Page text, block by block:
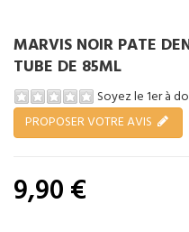
MARVIS NOIR PATE
TUBE DE 85ML
Soyez le 1er à
PROPOSER VOTRE AVIS
9,90 €